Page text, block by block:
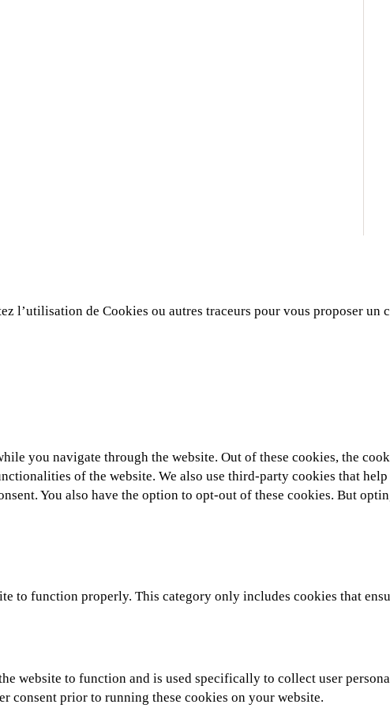
l’utilisation de Cookies ou autres traceurs pour vous proposer
you navigate through the website. Out of these cookies, the
of the website. We also use third-party cookies that
You also have the option to opt-out of these cookies. But
to function properly. This category only includes cookies that
website to function and is used specifically to collect user
consent prior to running these cookies on your website.